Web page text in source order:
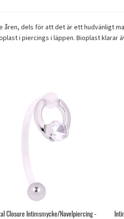
dels för att det är ett hudvänligt
i piercings i läppen. Bioplast
Closure Intimsmycke/Navelpiercing -